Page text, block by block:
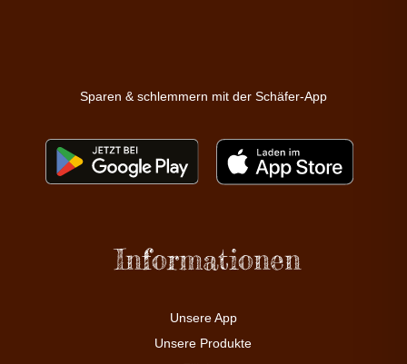
Sparen & schlemmern mit der Schäfer-App
Informationen
Unsere App
Unsere Produkte